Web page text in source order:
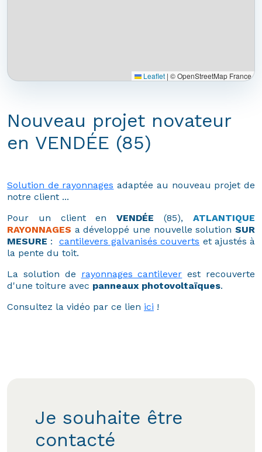
Leaflet | © OpenStreetMap France
Nouveau projet novateur
en VENDÉE (85)
Solution de rayonnages adaptée au nouveau projet de
notre client ...
Pour un client enVENDÉE (85),ATLANTIQUE
RAYONNAGES a développé une nouvelle solution SUR
MESURE : cantilevers galvanisés couverts et ajustés à
la pente du toit.
La solution de rayonnages cantilever est recouverte
d'une toiture avec panneaux photovoltaïques.
Consultez la vidéo par ce lien ici !
Je souhaite être
contacté